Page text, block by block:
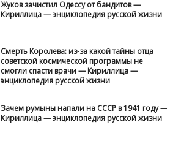
Жуков зачистил Одессу от бандитов —
Кириллица — энциклопедия русской жизни
Смерть Королева: из-за какой тайны отца
советской космической программы не
смогли спасти врачи — Кириллица —
энциклопедия русской жизни
Зачем румыны напали на СССР в 1941 году —
Кириллица — энциклопедия русской жизни